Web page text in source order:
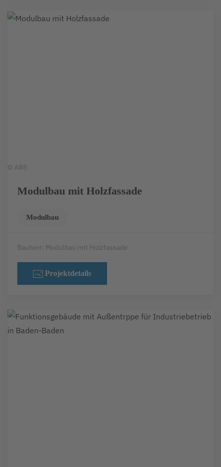
© ARS
Modulbau mit Holzfassade
Modulbau
Bauherr: Modulbau mit Holzfassade
Projektdetails